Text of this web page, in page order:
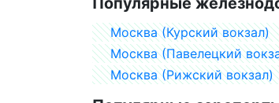
Москва (Курский вокзал)
Москва (Павелецкий
Москва (Рижский вокзал)